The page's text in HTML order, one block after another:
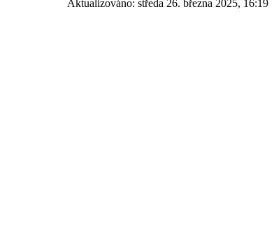
Aktualizováno: středa 26. března 2025, 16:19